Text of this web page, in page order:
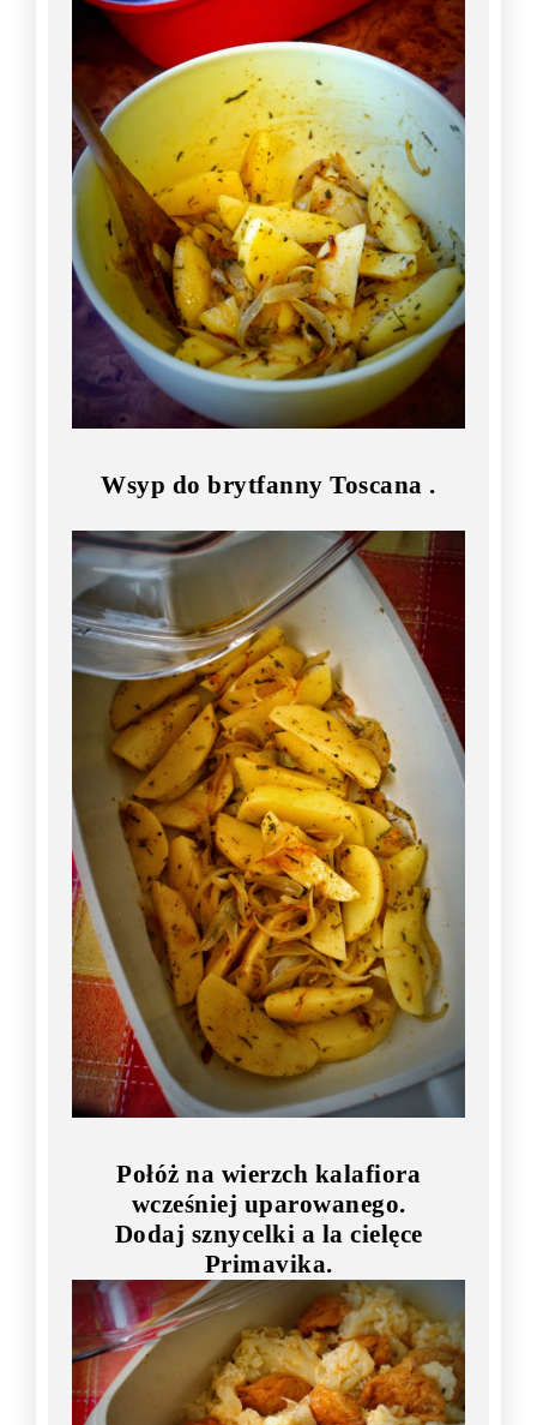
Wsyp do brytfanny Toscana .
Połóż na wierzch kalafiora
wcześniej uparowanego.
Dodaj sznycelki a la cielęce
Primavika.